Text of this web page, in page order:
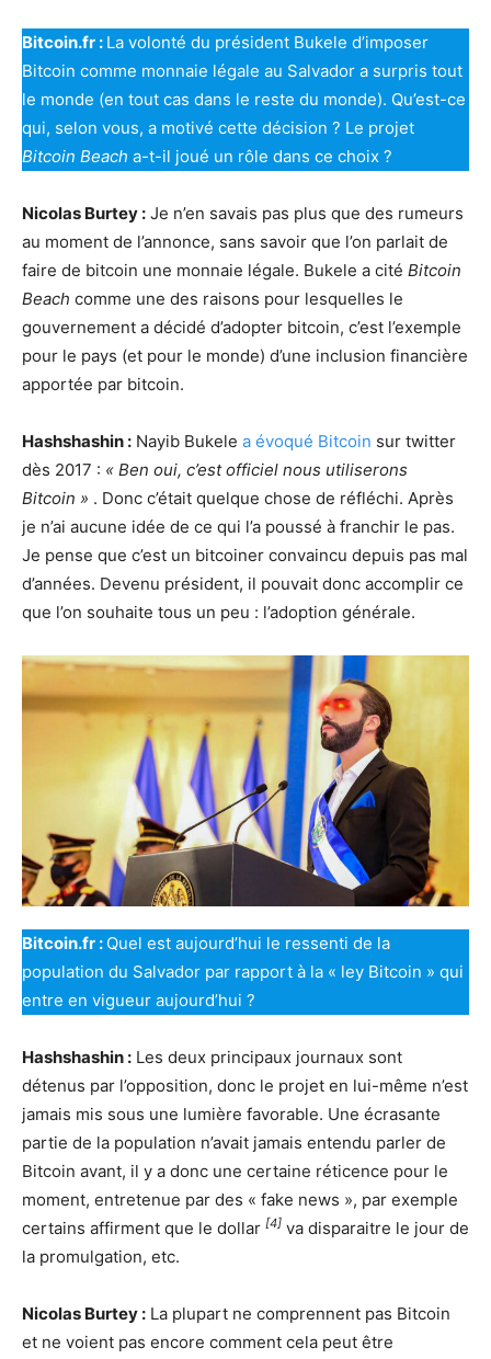
Bitcoin.fr : La volonté du président Bukele d’imposer
Bitcoin comme monnaie légale au Salvador a surpris tout
le monde (en tout cas dans le reste du monde). Qu’est-ce
qui, selon vous, a motivé cette décision ? Le projet
Bitcoin Beach a-t-il joué un rôle dans ce choix ?
Nicolas Burtey : Je n’en savais pas plus que des rumeurs
au moment de l’annonce, sans savoir que l’on parlait de
faire de bitcoin une monnaie légale. Bukele a cité Bitcoin
Beach comme une des raisons pour lesquelles le
gouvernement a décidé d’adopter bitcoin, c’est l’exemple
pour le pays (et pour le monde) d’une inclusion financière
apportée par bitcoin.
Hashshashin : Nayib Bukele a évoqué Bitcoin sur twitter
dès 2017 : « Ben oui, c’est officiel nous utiliserons
Bitcoin » . Donc c’était quelque chose de réfléchi. Après
je n’ai aucune idée de ce qui l’a poussé à franchir le pas.
Je pense que c’est un bitcoiner convaincu depuis pas mal
d’années. Devenu président, il pouvait donc accomplir ce
que l’on souhaite tous un peu : l’adoption générale.
Bitcoin.fr : Quel est aujourd’hui le ressenti de la
population du Salvador par rapport à la « ley Bitcoin » qui
entre en vigueur aujourd’hui ?
Hashshashin : Les deux principaux journaux sont
détenus par l’opposition, donc le projet en lui-même n’est
jamais mis sous une lumière favorable. Une écrasante
partie de la population n’avait jamais entendu parler de
Bitcoin avant, il y a donc une certaine réticence pour le
moment, entretenue par des « fake news », par exemple
certains affirment que le dollar [4] va disparaitre le jour de
la promulgation, etc.
Nicolas Burtey : La plupart ne comprennent pas Bitcoin
et ne voient pas encore comment cela peut être